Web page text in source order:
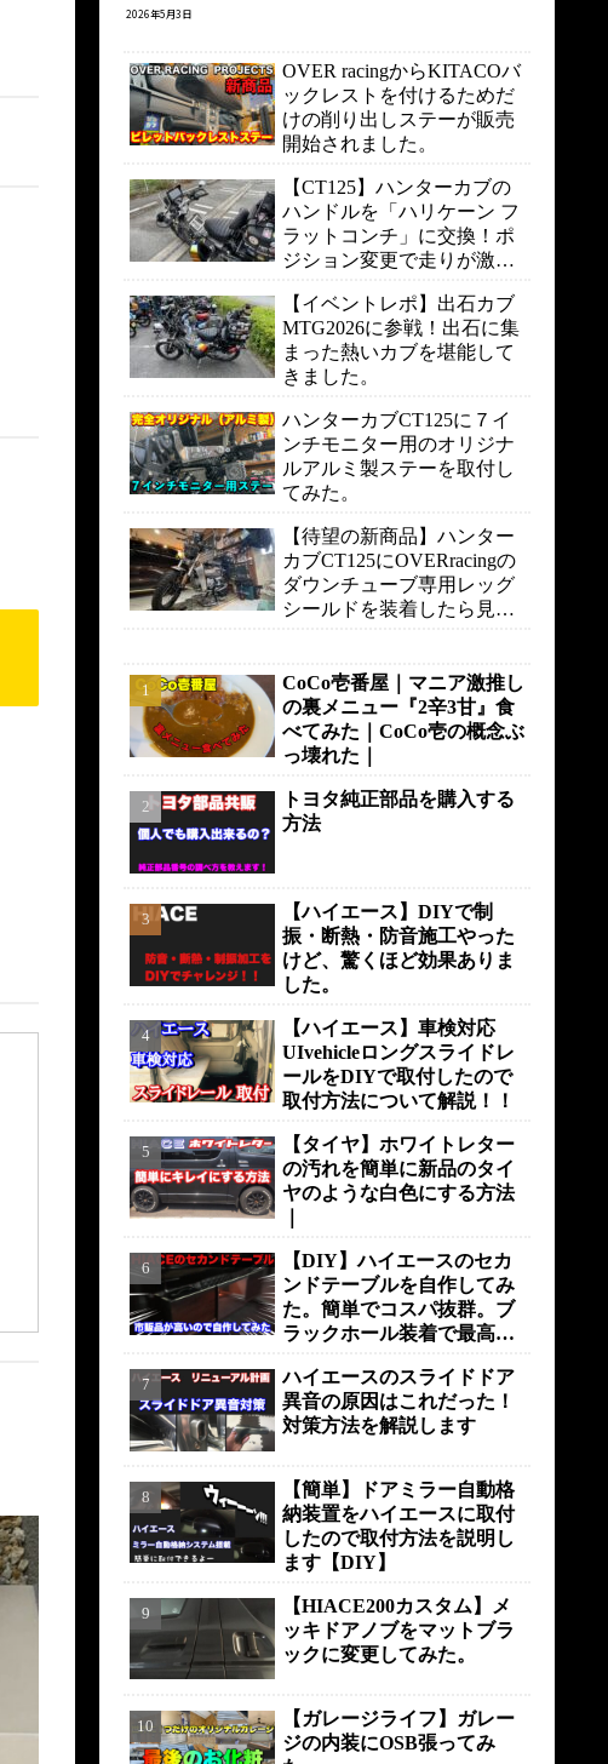
2026年5月3日
OVER racingからKITACOバ
ックレストを付けるためだ
けの削り出しステーが販売
開始されました。
【CT125】ハンターカブの
ハンドルを「ハリケーン フ
ラットコンチ」に交換！ポ
ジション変更で走りが激変
【イベントレポ】出石カブ
MTG2026に参戦！出石に集
まった熱いカブを堪能して
きました。
ハンターカブCT125に７イ
ンチモニター用のオリジナ
ルアルミ製ステーを取付し
てみた。
【待望の新商品】ハンター
カブCT125にOVERracingの
ダウンチューブ専用レッグ
シールドを装着したら見た
CoCo壱番屋｜マニア激推し
の裏メニュー『2辛3甘』食
べてみた｜CoCo壱の概念ぶ
っ壊れた｜
トヨタ純正部品を購入する
方法
【ハイエース】DIYで制
振・断熱・防音施工やった
けど、驚くほど効果ありま
した。
【ハイエース】車検対応
UIvehicleロングスライドレ
ールをDIYで取付したので
取付方法について解説！！
【タイヤ】ホワイトレター
の汚れを簡単に新品のタイ
ヤのような白色にする方法
【DIY】ハイエースのセカ
ンドテーブルを自作してみ
た。簡単でコスパ抜群。ブ
ラックホール装着で最高の
ハイエースのスライドドア
異音の原因はこれだった！
対策方法を解説します
【簡単】ドアミラー自動格
納装置をハイエースに取付
したので取付方法を説明し
ます【DIY】
【HIACE200カスタム】メ
ッキドアノブをマットブラ
ックに変更してみた。
【ガレージライフ】ガレー
ジの内装にOSB張ってみ